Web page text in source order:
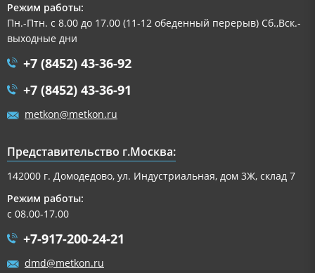
Режим работы:
Пн.-Птн. с 8.00 до 17.00 (11-12 обеденный перерыв) Сб.,Вск.-
выходные дни
+7 (8452) 43-36-92
+7 (8452) 43-36-91
metkon@metkon.ru
Представительство г.Москва:
142000 г. Домодедово, ул. Индустриальная, дом 3Ж, склад 7
Режим работы:
с 08.00-17.00
+7-917-200-24-21
dmd@metkon.ru